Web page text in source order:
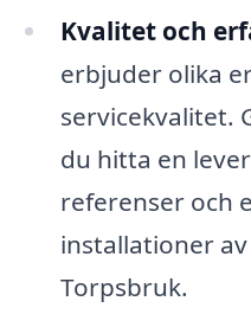
Kvalitet och
erbjuder olika
servicekvalitet.
du hitta en
referenser och
installationer
Torpsbruk.